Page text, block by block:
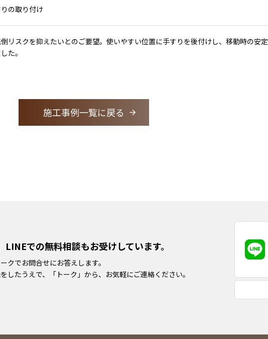
の取り付け
リスクを抑えたいとのご要望。使いやすい位置に手すりを後付けし、移動時の安定
た。
施工事例一覧に戻る
LINEでの無料相談もお受けしています。
クでお問合せにお答えします。
をしたうえで、「トーク」から、お気軽にご連絡ください。